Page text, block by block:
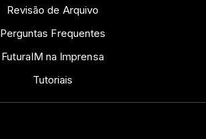
Revisão de Arquivo
Perguntas Frequentes
FuturaIM na Imprensa
Tutoriais